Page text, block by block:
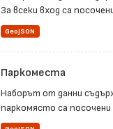
За всеки вход са
GeoJSON
Паркоместа
Наборът от данни
паркомясто са